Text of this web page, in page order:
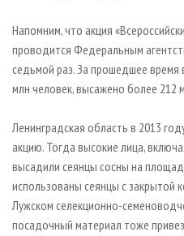
Напомним, что акция
проводится Федеральным
седьмой раз. За прошедшее время
млн человек, высажено более 212
Ленинградская область в 2013
акцию. Тогда высокие лица,
высадили сеянцы сосны на
использованы сеянцы с закрытой
Лужском селекционно-
посадочный материал тоже